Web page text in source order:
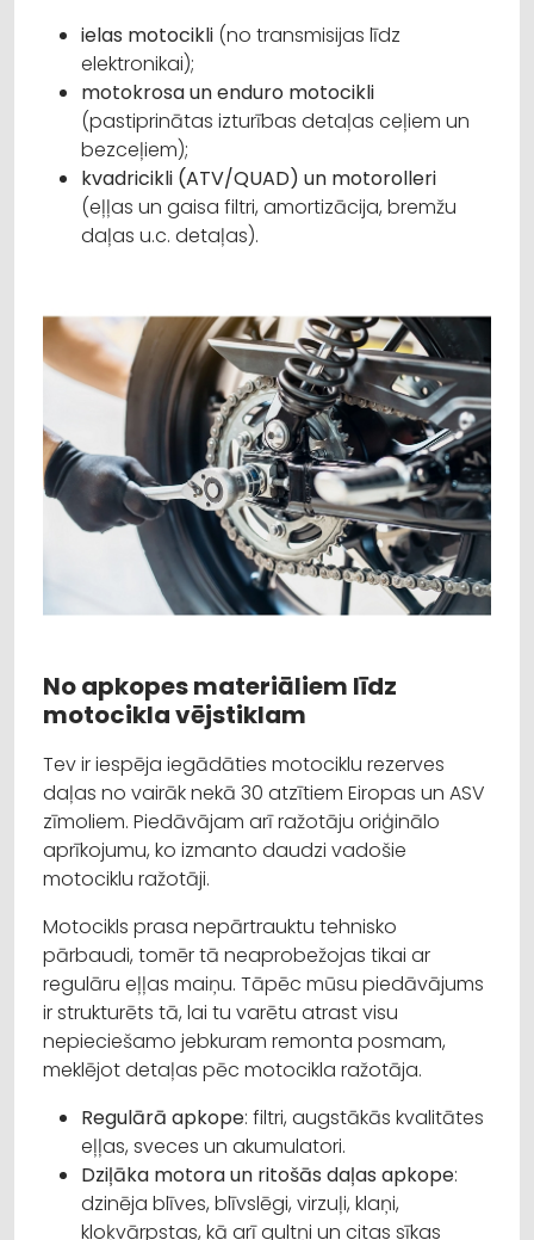
ielas motocikli (no transmisijas līdz
elektronikai);
motokrosa un enduro motocikli
(pastiprinātas izturības detaļas ceļiem un
bezceļiem);
kvadricikli (ATV/QUAD) un motorolleri
(eļļas un gaisa filtri, amortizācija, bremžu
daļas u.c. detaļas).
No apkopes materiāliem līdz
motocikla vējstiklam
Tev ir iespēja iegādāties motociklu rezerves
daļas no vairāk nekā 30 atzītiem Eiropas un ASV
zīmoliem. Piedāvājam arī ražotāju oriģinālo
aprīkojumu, ko izmanto daudzi vadošie
motociklu ražotāji.
Motocikls prasa nepārtrauktu tehnisko
pārbaudi, tomēr tā neaprobežojas tikai ar
regulāru eļļas maiņu. Tāpēc mūsu piedāvājums
ir strukturēts tā, lai tu varētu atrast visu
nepieciešamo jebkuram remonta posmam,
meklējot detaļas pēc motocikla ražotāja.
Regulārā apkope: filtri, augstākās kvalitātes
eļļas, sveces un akumulatori.
Dziļāka motora un ritošās daļas apkope:
dzinēja blīves, blīvslēgi, virzuļi, klaņi,
kloķvārpstas, kā arī gultņi un citas sīkas